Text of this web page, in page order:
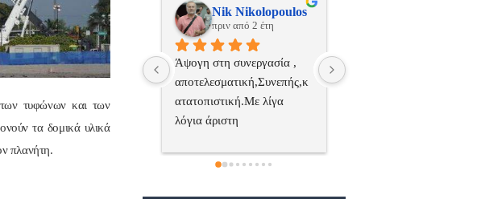
των τυφώνων και των
τα δομικά υλικά
πλανήτη.
Nik Nikolopoulos
πριν από 2 έτη
Άψογη στη συνεργασία ,
αποτελεσματική,Συνεπής,κ
ατατοπιστική.Με λίγα
λόγια άριστη
το χαμόγελο.Την
ManosBX
πριν από 2 έτη
Επαγγελματίας  Άψογη
συνεργασία